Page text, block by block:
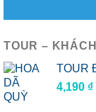
TOUR –
TOUR
4,190 ₫